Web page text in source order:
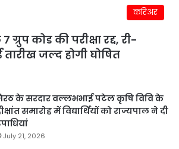
करिअर
ग्रुप कोड की परीक्षा रद्द, री-
जल्द होगी घोषित
के सरदार वल्लभभाई पटेल कृषि विवि के
समारोह में विद्यार्थियों को राज्यपाल ने दी
July 21, 2026